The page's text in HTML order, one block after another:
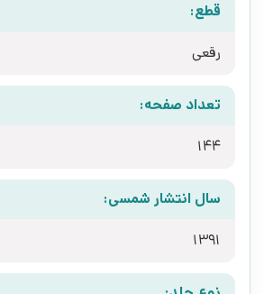
قطع:
رقعی
تعداد صفحه:
144
سال انتشار شمسی:
1391